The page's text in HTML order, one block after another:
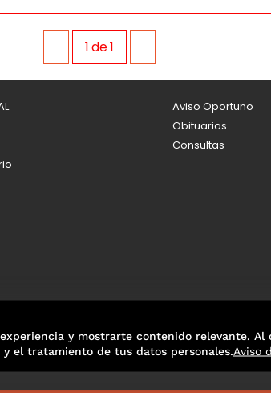
1de1
Aviso Oportuno
Obituarios
Consultas
y mostrarte contenido relevante. Al
el tratamiento de tus datos personales.Aviso